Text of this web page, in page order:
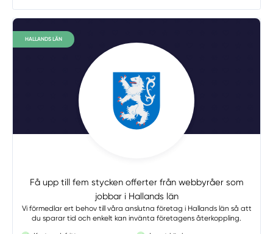
HALLANDS LÄN
Få upp till fem stycken offerter från webbyråer som
jobbar i Hallands län
Vi förmedlar ert behov till våra anslutna företag i Hallands län så att
du sparar tid och enkelt kan invänta företagens återkoppling.